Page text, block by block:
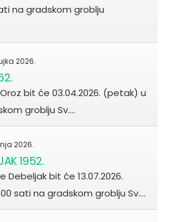
na gradskom groblju
2026.
bit će 03.04.2026. (petak) u
groblju Sv.…
2026.
1952.
Debeljak bit će 13.07.2026.
sati na gradskom groblju Sv.…